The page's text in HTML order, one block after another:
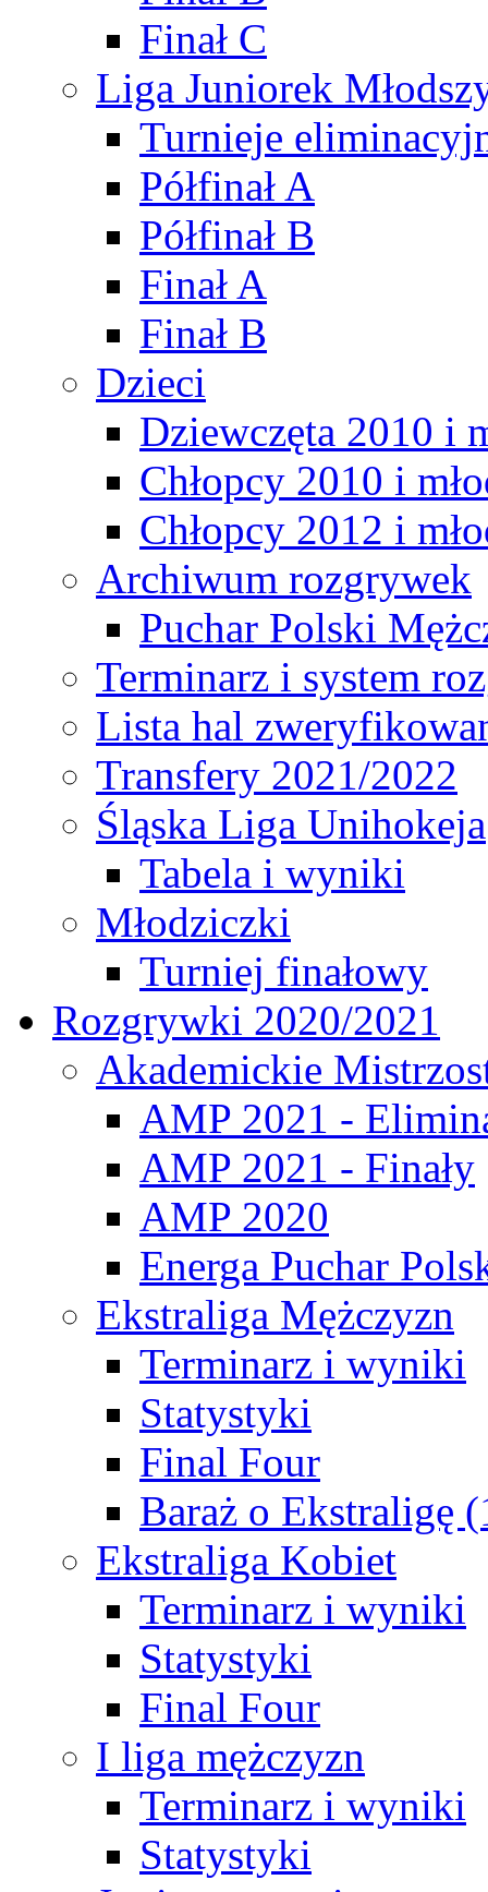
Finał C
Liga Juniorek
Turnieje
Półfinał A
Półfinał B
Finał A
Finał B
Dzieci
Dziewczęta 2010 i
Chłopcy 2010 i
Chłopcy 2012 i
Archiwum rozgrywek
Puchar Polski
Terminarz i system
Lista hal
Transfery 2021/2022
Śląska Liga Unihokeja
Tabela i wyniki
Młodziczki
Turniej finałowy
Rozgrywki 2020/2021
Akademickie
AMP 2021 -
AMP 2021 - Finały
AMP 2020
Energa Puchar
Ekstraliga Mężczyzn
Terminarz i wyniki
Statystyki
Final Four
Baraż o Ekstraligę
Ekstraliga Kobiet
Terminarz i wyniki
Statystyki
Final Four
I liga mężczyzn
Terminarz i wyniki
Statystyki